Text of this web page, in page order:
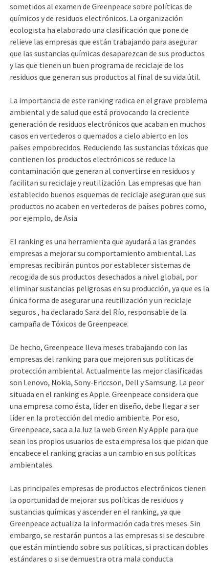
sometidos al examen de Greenpeace sobre políticas de
químicos y de residuos electrónicos. La organización
ecologista ha elaborado una clasificación que pone de
relieve las empresas que están trabajando para asegurar
que las sustancias químicas desaparezcan de sus productos
y las que tienen un buen programa de reciclaje de los
residuos que generan sus productos al final de su vida útil.
La importancia de este ranking radica en el grave problema
ambiental y de salud que está provocando la creciente
generación de residuos electrónicos que acaban en muchos
casos en vertederos o quemados a cielo abierto en los
países empobrecidos. Reduciendo las sustancias tóxicas que
contienen los productos electrónicos se reduce la
contaminación que generan al convertirse en residuos y
facilitan su reciclaje y reutilización. Las empresas que han
establecido buenos esquemas de reciclaje aseguran que sus
productos no acaben en vertederos de países pobres como,
por ejemplo, de Asia.
El ranking es una herramienta que ayudará a las grandes
empresas a mejorar su comportamiento ambiental. Las
empresas recibirán puntos por establecer sistemas de
recogida de sus productos desechados a nivel global, por
eliminar sustancias peligrosas en su producción, ya que es la
única forma de asegurar una reutilización y un reciclaje
seguros , ha declarado Sara del Río, responsable de la
campaña de Tóxicos de Greenpeace.
De hecho, Greenpeace lleva meses trabajando con las
empresas del ranking para que mejoren sus políticas de
protección ambiental. Actualmente las mejor clasificadas
son Lenovo, Nokia, Sony-Ericcson, Dell y Samsung. La peor
situada en el ranking es Apple. Greenpeace considera que
una empresa como ésta, líder en diseño, debe llegar a ser
líder en la protección del medio ambiente. Por eso,
Greenpeace, saca a la luz la web Green My Apple para que
sean los propios usuarios de esta empresa los que pidan que
encabece el ranking gracias a un cambio en sus políticas
ambientales.
Las principales empresas de productos electrónicos tienen
la oportunidad de mejorar sus políticas de residuos y
sustancias químicas y ascender en el ranking, ya que
Greenpeace actualiza la información cada tres meses. Sin
embargo, se restarán puntos a las empresas si se descubre
que están mintiendo sobre sus políticas, si practican dobles
estándares o si se demuestra otra mala conducta